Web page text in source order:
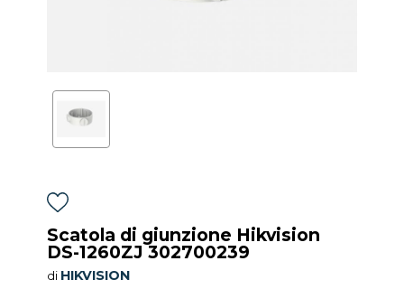
Scatola di giunzione Hikvision
DS-1260ZJ 302700239
di HIKVISION